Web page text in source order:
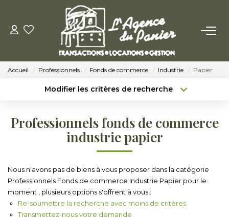
ACHETER
Nos Conseils Pour Acquérir
LOUER
Louer
Nos Conseils Aux Locataires
VENDRE
Accueil Professionnels Fonds de commerce Industrie Papier
Modifier les critères de recherche
Sélectionnez...
Type de bien
Surface min
Créer une alerte
Professionnels fonds de commerce
industrie papier
Nous n'avons pas de biens à vous proposer dans la catégorie
Professionnels Fonds de commerce Industrie Papier pour le
moment , plusieurs options s'offrent à vous :
Re-soumettre la recherche avec moins de critères.
Transmettez-nous votre demande